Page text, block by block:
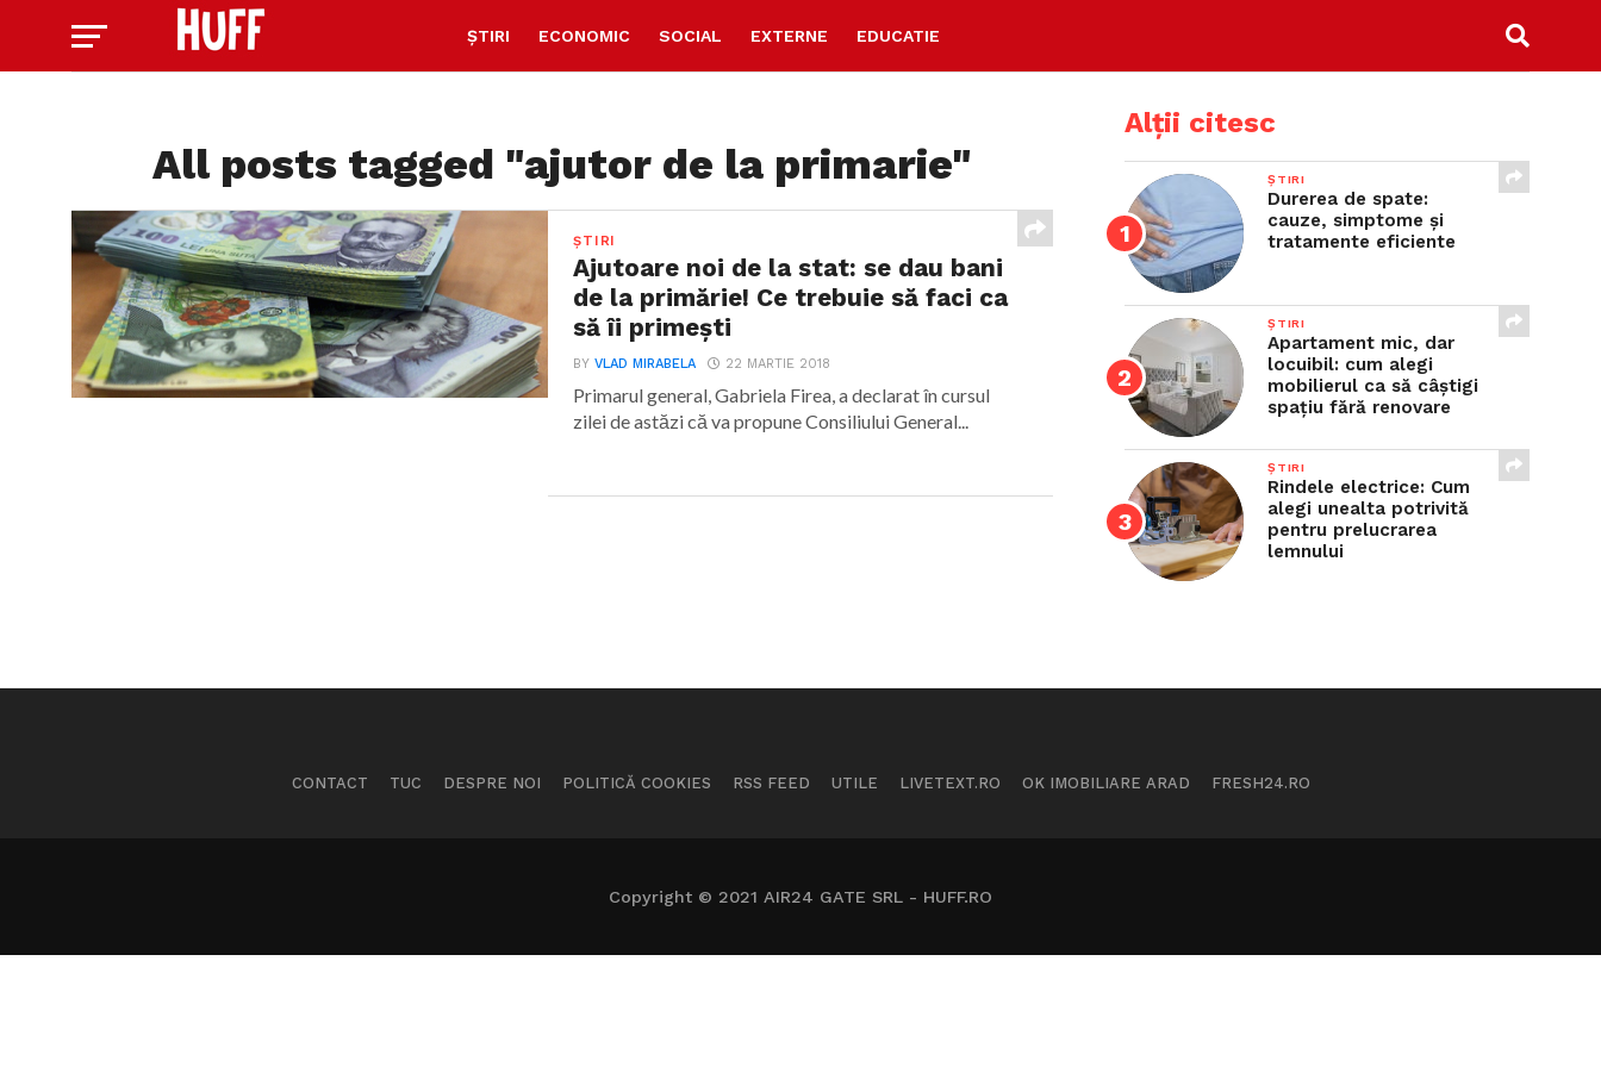
ȘTIRI ECONOMIC SOCIAL EXTERNE EDUCATIE
All posts tagged "ajutor de la primarie"
ȘTIRI
Ajutoare noi de la stat: se dau bani
de la primărie! Ce trebuie să faci ca
să îi primești
BYVLAD MIRABELA 22 MARTIE 2018
Primarul general, Gabriela Firea, a declarat în cursul
zilei de astăzi că va propune Consiliului General...
Alții citesc
ȘTIRI
Durerea de spate:
cauze, simptome și
tratamente eficiente
ȘTIRI
Apartament mic, dar
locuibil: cum alegi
mobilierul ca să câștigi
spațiu fără renovare
ȘTIRI
Rindele electrice: Cum
alegi unealta potrivită
pentru prelucrarea
lemnului
CONTACT TUC DESPRE NOI POLITICĂ COOKIES RSS FEED UTILE LIVETEXT.RO OK IMOBILIARE ARAD FRESH24.RO
Copyright © 2021 AIR24 GATE SRL - HUFF.RO